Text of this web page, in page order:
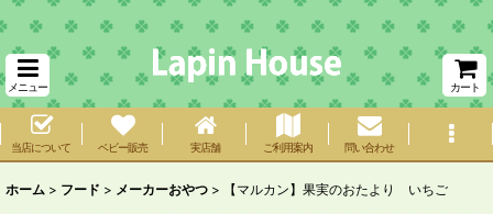
メニュー カート
当店について ベビー販売 実店舗 ご利用案内 問い合わせ
ホーム > フード > メーカーおやつ > 【マルカン】果実のおたより いちご